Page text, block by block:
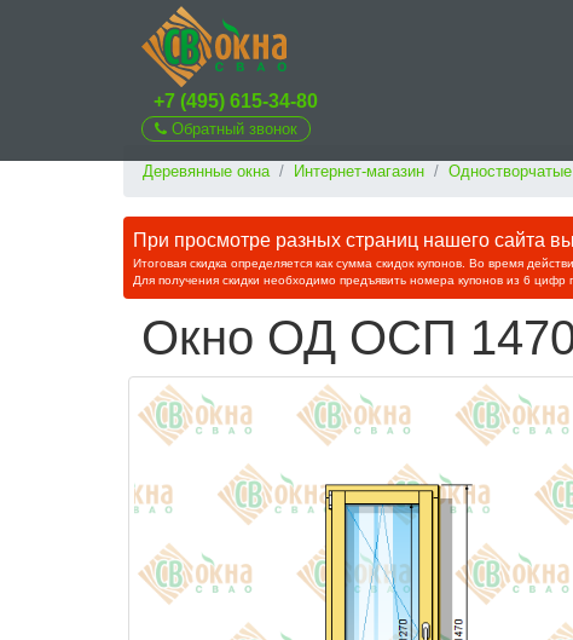
+7 (495) 615-34-80
Обратный звонок
Деревянные окна Интернет-магазин
При просмотре разных страниц нашего сайта
Итоговая скидка определяется как сумма скидок купонов. Во время
Для получения скидки необходимо предъявить номера купонов из 6 цифр
Окно ОД ОСП